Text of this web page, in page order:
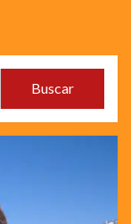
Buscar